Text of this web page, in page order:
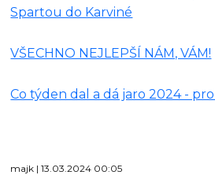
Spartou do Karviné
VŠECHNO NEJLEPŠÍ NÁM, VÁM!
Co týden dal a dá jaro 2024 -
majk | 13.03.2024 00:05